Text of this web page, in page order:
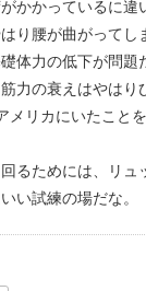
かかっているに違
り腰が曲がって
体力の低下が問
力の衰えはやは
メリカにいたこと
るためには、リ
い試練の場だな。